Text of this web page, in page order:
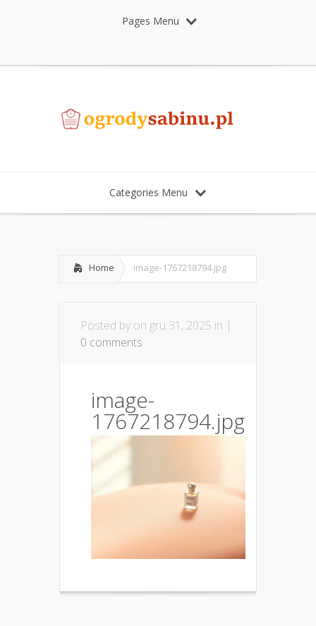
Pages Menu
Categories Menu
Home image-1767218794.jpg
Posted by on gru 31, 2025 in |
0 comments
image-
1767218794.jpg